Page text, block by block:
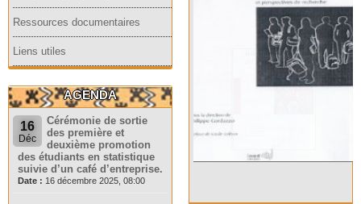
Ressources documentaires
Liens utiles
AGENDA
16
Déc
Cérémonie de sortie
des première et
deuxième promotion
des étudiants en statistique
suivie d’un café d’entreprise.
Date : 16 décembre 2025, 08:00